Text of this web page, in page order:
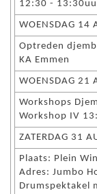
12:30 -
WOENSDAG 14
Optreden
KA Emmen
WOENSDAG 21
Workshops
Workshop IV
ZATERDAG 31
Plaats: Plein
Adres: Jumbo
Drumspektakel